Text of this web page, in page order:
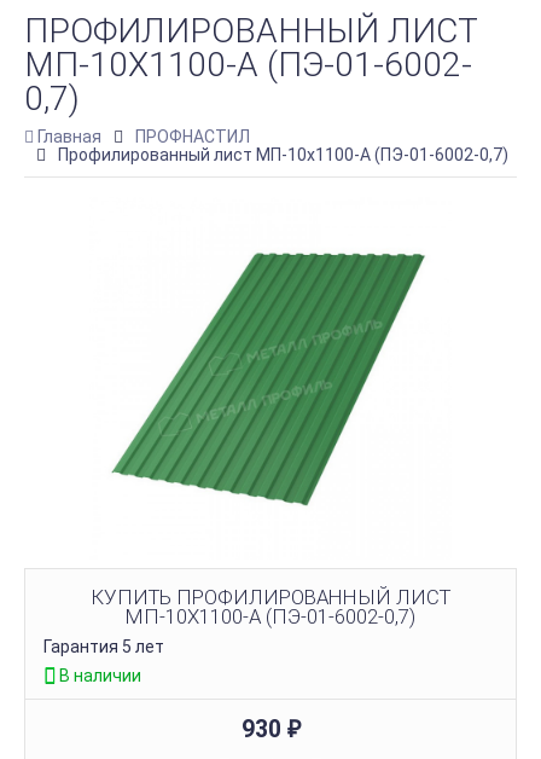
ПРОФИЛИРОВАННЫЙ ЛИСТ
МП-10Х1100-A (ПЭ-01-6002-
0,7)
Главная
ПРОФНАСТИЛ
Профилированный лист МП-10х1100-A (ПЭ-01-6002-0,7)
КУПИТЬ ПРОФИЛИРОВАННЫЙ ЛИСТ
МП-10Х1100-A (ПЭ-01-6002-0,7)
Гарантия 5 лет
В наличии
930 ₽